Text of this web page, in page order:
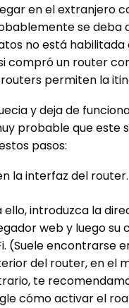
en el extranjero
se deba
no está habilitada
compró un router
permiten la
y deja de
probable que este
pasos:
la interfaz del router.
ello, introduzca la
web y luego su
(Suele encontrarse
del router, en el
te
cómo activar el